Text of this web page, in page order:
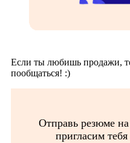
Если ты любишь продажи,
пообщаться! :)
Отправь резюме на
пригласим